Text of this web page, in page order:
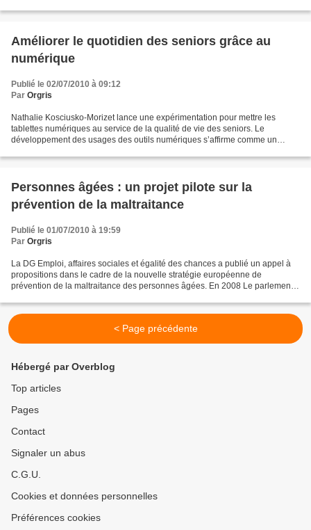
Améliorer le quotidien des seniors grâce au
numérique
Publié le 02/07/2010 à 09:12
Par Orgris
Nathalie Kosciusko-Morizet lance une expérimentation pour mettre les
tablettes numériques au service de la qualité de vie des seniors. Le
développement des usages des outils numériques s’affirme comme un
Personnes âgées : un projet pilote sur la
prévention de la maltraitance
Publié le 01/07/2010 à 19:59
Par Orgris
La DG Emploi, affaires sociales et égalité des chances a publié un appel à
propositions dans le cadre de la nouvelle stratégie européenne de
prévention de la maltraitance des personnes âgées. En 2008 Le parlement
< Page précédente
Hébergé par Overblog
Top articles
Pages
Contact
Signaler un abus
C.G.U.
Cookies et données personnelles
Préférences cookies